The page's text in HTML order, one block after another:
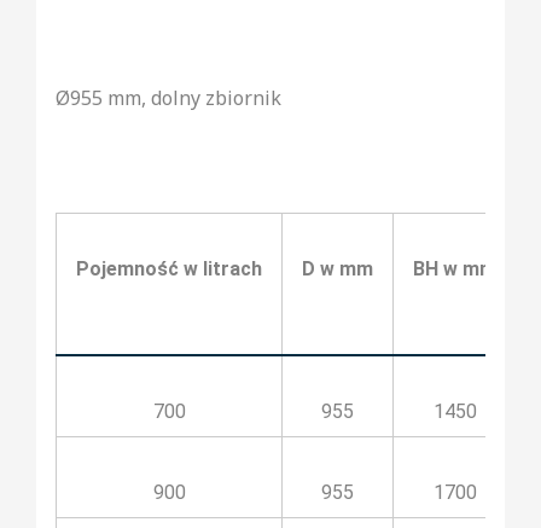
Ø955 mm, dolny zbiornik
Pojemność w litrach D w mm BH w mm
700 955 1450
900 955 1700